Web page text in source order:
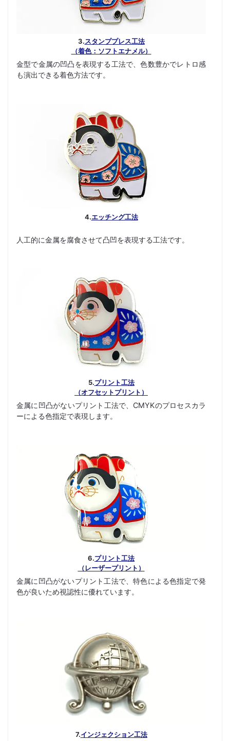
3.スタンププレス工法
（着色：ソフトエナメル）
金型で金属の凹凸を表現する工法で、色数豊かでレトロ感
も演出できる着色方法です。
4.エッチング工法
人工的に金属を腐食させて凸凹を表現する工法です。
5.プリント工法
（オフセットプリント）
金属に凹凸がないプリント工法で、CMYKのプロセスカラ
ーによる色指定で表現します。
6.プリント工法
（レーザープリント）
金属に凹凸がないプリント工法で、特色による色指定で発
色が良いため視認性に優れています。
7.インジェクション工法